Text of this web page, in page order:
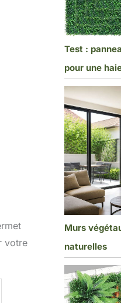
votre
Test :
pour une
Murs
naturelles